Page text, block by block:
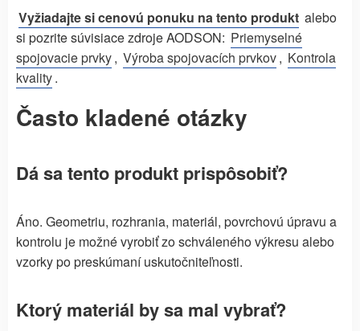
Vyžiadajte si cenovú ponuku na tento produkt alebo
si pozrite súvisiace zdroje AODSON: Priemyselné
spojovacie prvky, Výroba spojovacích prvkov, Kontrola
kvality.
Často kladené otázky
Dá sa tento produkt prispôsobiť?
Áno. Geometriu, rozhrania, materiál, povrchovú úpravu a
kontrolu je možné vyrobiť zo schváleného výkresu alebo
vzorky po preskúmaní uskutočniteľnosti.
Ktorý materiál by sa mal vybrať?